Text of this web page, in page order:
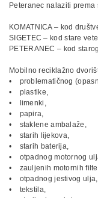
Peteranec nalaziti
KOMATNICA – kod
SIGETEC – kod stare
PETERANEC – kod
Mobilno reciklažno
• problematičnog
• plastike,
• limenki,
• papira,
• staklene ambalaže,
• starih lijekova,
• starih baterija,
• otpadnog motornog
• zauljenih motornih
• otpadnog jestivog ulja,
• tekstila,